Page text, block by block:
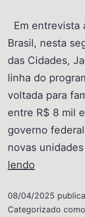
Em entrevista
Brasil, nesta
das Cidades,
linha do
voltada para
entre R$ 8 mil
governo
novas
lendo
08/04/2025
Categorizado como